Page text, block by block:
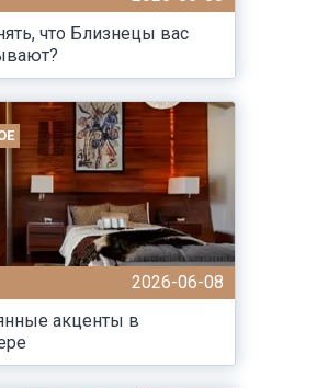
что Близнецы вас
2026-06-08
акценты в